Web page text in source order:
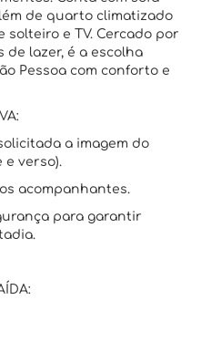
de quarto climatizado
solteiro e TV. Cercado por
de lazer, é a escolha
Pessoa com conforto e
a imagem do
e verso).
acompanhantes.
para garantir